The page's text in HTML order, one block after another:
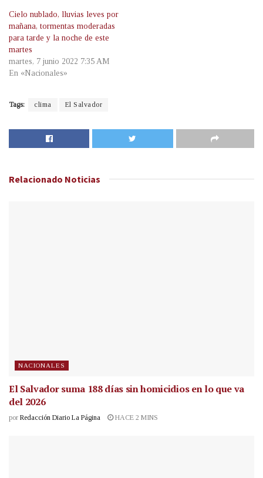
Cielo nublado, lluvias leves por
mañana, tormentas moderadas
para tarde y la noche de este
martes
martes, 7 junio 2022 7:35 AM
En «Nacionales»
Tags: clima El Salvador
Relacionado Noticias
NACIONALES
El Salvador suma 188 días sin homicidios en lo que va
del 2026
por Redacción Diario La Página HACE 2 MINS